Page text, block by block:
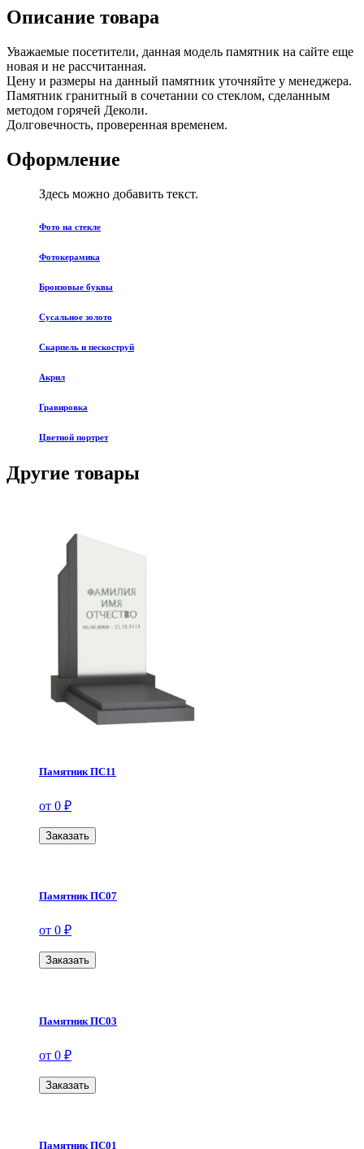
Описание товара
Уважаемые посетители, данная модель памятник на сайте еще
новая и не рассчитанная.
Цену и размеры на данный памятник уточняйте у менеджера.
Памятник гранитный в сочетании со стеклом, сделанным
методом горячей Деколи.
Долговечность, проверенная временем.
Оформление
Здесь можно добавить текст.
Фото на стекле
Фотокерамика
Бронзовые буквы
Сусальное золото
Скарпель и пескоструй
Акрил
Гравировка
Цветной портрет
Другие товары
Памятник ПС11
от 0 ₽
Заказать
Памятник ПС07
от 0 ₽
Заказать
Памятник ПС03
от 0 ₽
Заказать
Памятник ПС01